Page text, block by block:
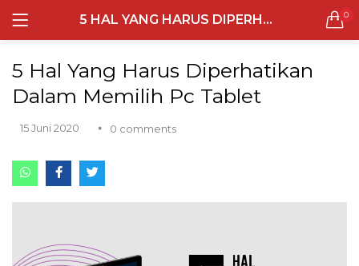
5 HAL YANG HARUS DIPERHATIKAN DALAM MEMILIH PC TABLET 0
LOGIN REGISTER
Remember me
Semua Laptop
Laptop Sehari - Hari
131 items
12 items
Laptop Ultrabook
Laptop Gaming
5 Hal Yang Harus Diperhatikan
Dalam Memilih Pc Tablet
15 Juni 2020 0 comments